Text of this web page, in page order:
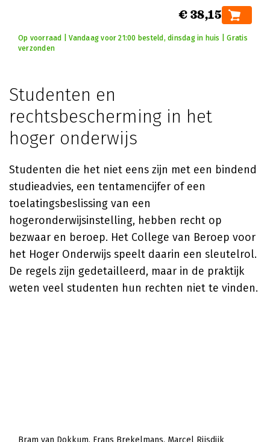
€ 38,15
Op voorraad | Vandaag voor 21:00 besteld, dinsdag in huis | Gratis
verzonden
Studenten en
rechtsbescherming in het
hoger onderwijs
Studenten die het niet eens zijn met een bindend
studieadvies, een tentamencijfer of een
toelatingsbeslissing van een
hogeronderwijsinstelling, hebben recht op
bezwaar en beroep. Het College van Beroep voor
het Hoger Onderwijs speelt daarin een sleutelrol.
De regels zijn gedetailleerd, maar in de praktijk
weten veel studenten hun rechten niet te vinden.
Bram van Dokkum Frans Brekelmans Marcel Rijsdijk